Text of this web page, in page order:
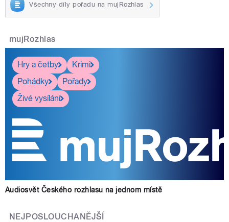
Všechny díly pořadu na mujRozhlas
mujRozhlas
Hry a četby
Krimi
Pohádky
Pořady
Živé vysílání
Audiosvět Českého rozhlasu na jednom místě
NEJPOSLOUCHANĚJŠÍ